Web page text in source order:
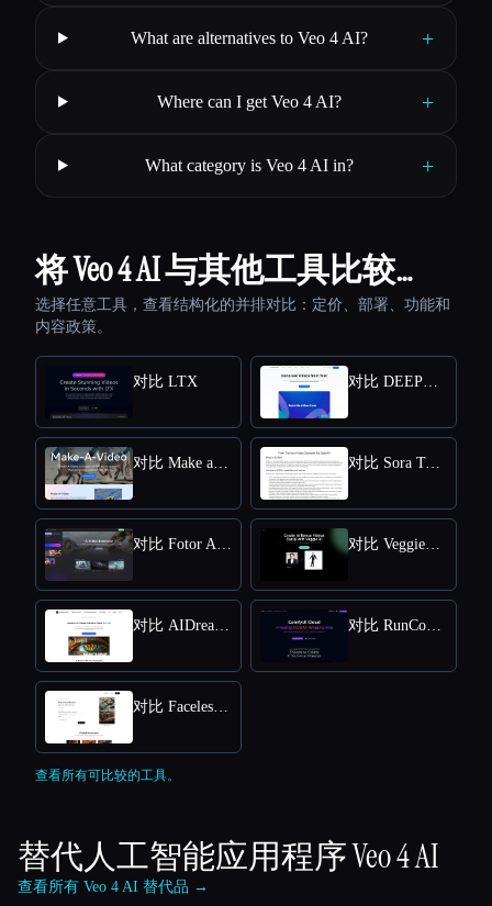
What are alternatives to Veo 4 AI? +
Where can I get Veo 4 AI? +
What category is Veo 4 AI in? +
将 Veo 4 AI 与其他工具比较…
选择任意工具，查看结构化的并排对比：定价、部署、功能和
内容政策。
对比 LTX
对比 Sora Town
查看所有可比较的工具。
替代人工智能应用程序Veo 4 AI
查看所有 Veo 4 AI 替代品 →